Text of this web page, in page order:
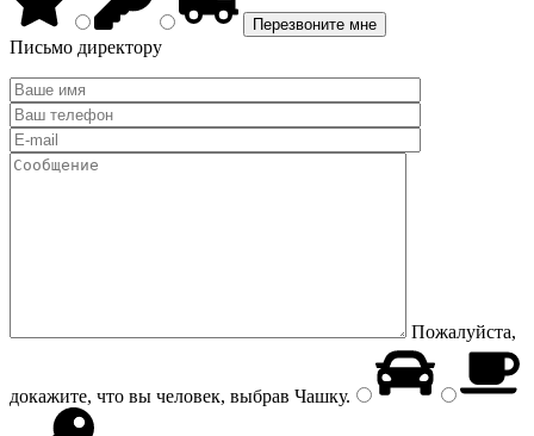
Письмо директору
Пожалуйста,
докажите, что вы человек, выбрав Чашку.